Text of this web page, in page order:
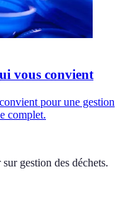
vous convient
pour une gestion
complet.
sur gestion des déchets.